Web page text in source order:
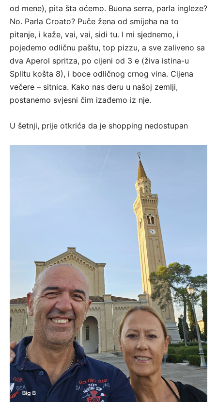
od mene), pita šta oćemo. Buona serra, parla ingleze?
No. Parla Croato? Puče žena od smijeha na to
pitanje, i kaže, vai, vai, sidi tu. I mi sjednemo, i
pojedemo odličnu paštu, top pizzu, a sve zaliveno sa
dva Aperol spritza, po cijeni od 3 e (živa istina-u
Splitu košta 8), i boce odličnog crnog vina. Cijena
večere – sitnica. Kako nas deru u našoj zemlji,
postanemo svjesni čim izađemo iz nje.
U šetnji, prije otkrića da je shopping nedostupan